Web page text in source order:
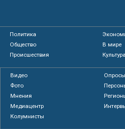
Политика
Общество
В мире
Происшествия
Культура
Видео
Опросы
Фото
Мнения
Медиацентр
Колумнисты